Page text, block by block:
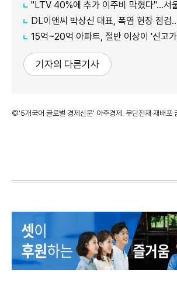
"LTV 40%에 추가 이주비 막혔다"…서울 정비사업 14
DL이앤씨 박상신 대표, 폭염 현장 점검…"35도 넘
15억~20억 아파트, 절반 이상이 '신고가'…6억 이
기자의 다른기사
©'5개국어 글로벌 경제신문' 아주경제. 무단전재·재배포